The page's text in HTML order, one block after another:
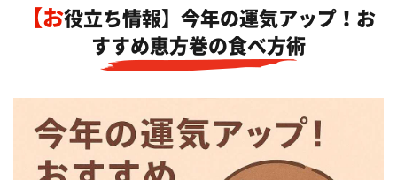
【お役立ち情報】今年の運気アップ！お
すすめ恵方巻の食べ方術